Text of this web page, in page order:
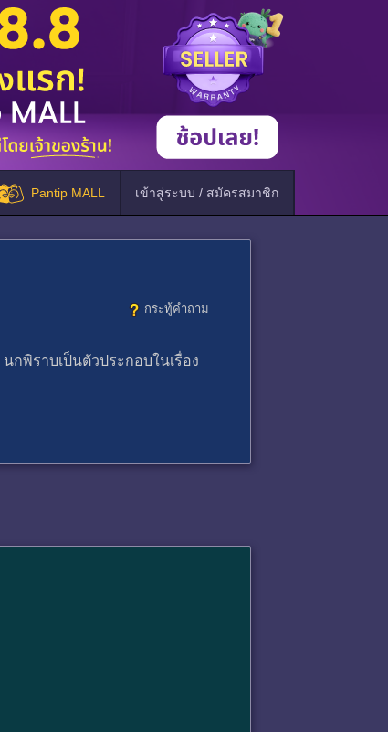
Pantip MALL เข้าสู่ระบบ / สมัครสมาชิก
กระทู้คำถาม
นกพิราบเป็นตัวประกอบในเรื่อง